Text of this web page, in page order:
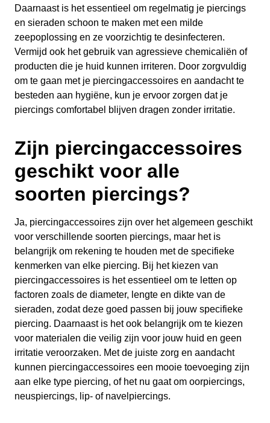
Daarnaast is het essentieel om regelmatig je piercings
en sieraden schoon te maken met een milde
zeepoplossing en ze voorzichtig te desinfecteren.
Vermijd ook het gebruik van agressieve chemicaliën of
producten die je huid kunnen irriteren. Door zorgvuldig
om te gaan met je piercingaccessoires en aandacht te
besteden aan hygiëne, kun je ervoor zorgen dat je
piercings comfortabel blijven dragen zonder irritatie.
Zijn piercingaccessoires
geschikt voor alle
soorten piercings?
Ja, piercingaccessoires zijn over het algemeen geschikt
voor verschillende soorten piercings, maar het is
belangrijk om rekening te houden met de specifieke
kenmerken van elke piercing. Bij het kiezen van
piercingaccessoires is het essentieel om te letten op
factoren zoals de diameter, lengte en dikte van de
sieraden, zodat deze goed passen bij jouw specifieke
piercing. Daarnaast is het ook belangrijk om te kiezen
voor materialen die veilig zijn voor jouw huid en geen
irritatie veroorzaken. Met de juiste zorg en aandacht
kunnen piercingaccessoires een mooie toevoeging zijn
aan elke type piercing, of het nu gaat om oorpiercings,
neuspiercings, lip- of navelpiercings.